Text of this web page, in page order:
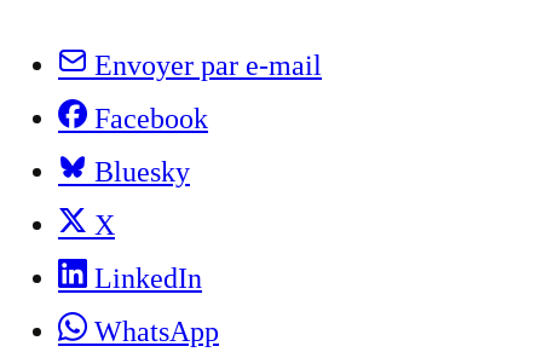
Envoyer par e-mail
Facebook
Bluesky
X
LinkedIn
WhatsApp